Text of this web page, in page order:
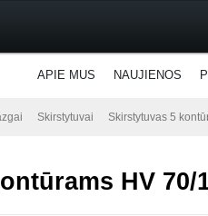
APIE MUS NAUJIENOS
Skirstytuvai Skirstytuvas 5
HV 70/